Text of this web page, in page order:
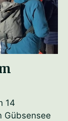
14
Gübsensee